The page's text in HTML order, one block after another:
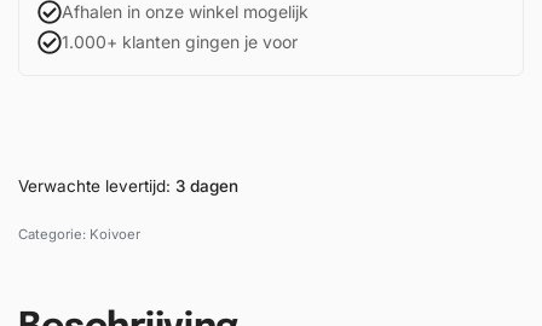
Afhalen in onze winkel mogelijk
1.000+ klanten gingen je voor
Verwachte levertijd: 3 dagen
Categorie: Koivoer